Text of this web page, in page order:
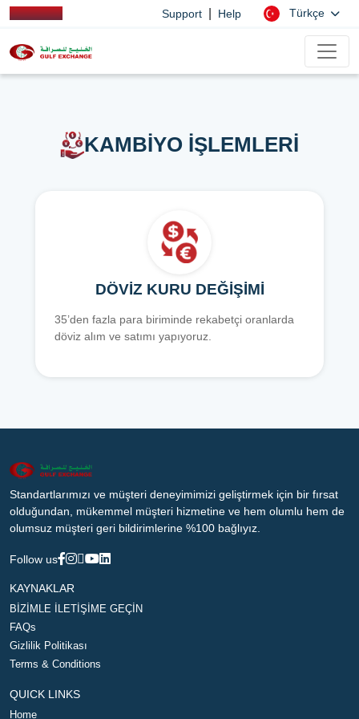
Support Help Türkçe
KAMBİYO İŞLEMLERİ
DÖVİZ KURU DEĞİŞİMİ
35’den fazla para biriminde rekabetçi oranlarda
döviz alım ve satımı yapıyoruz.
Standartlarımızı ve müşteri deneyimimizi geliştirmek için bir fırsat
olduğundan, mükemmel müşteri hizmetine ve hem olumlu hem de
olumsuz müşteri geri bildirimlerine %100 bağlıyız.
Follow us
KAYNAKLAR
BİZİMLE İLETİŞİME GEÇİN
FAQs
Gizlilik Politikası
Terms & Conditions
QUICK LINKS
Home